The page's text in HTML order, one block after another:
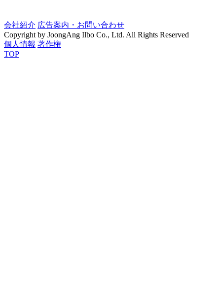
会社紹介 広告案内・お問い合わせ
Copyright by JoongAng Ilbo Co., Ltd. All Rights Reserved
個人情報 著作権
TOP